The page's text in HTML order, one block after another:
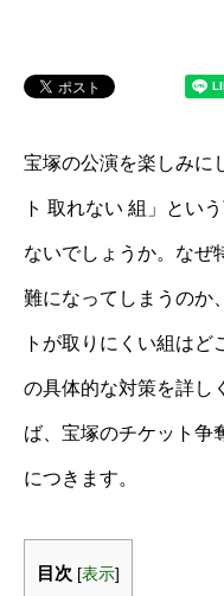
宝塚の公演を楽しみに
ト 取れない 組」とい
ないでしょうか。なぜ
難になってしまうのか
トが取りにくい組は
の具体的な対策を詳し
ば、宝塚のチケット争
につきます。
目次 [表示]